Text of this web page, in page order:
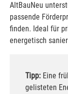
AltBauNeu
passende
finden. Ideal für
energetisch
Tipp: Eine
gelisteten